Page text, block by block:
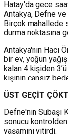
Hatay'da gece
Antakya, Defne
Birçok mahallede
durma noktasına
Antakya'nın Hacı
bir ev, yoğun
kalan 4 kişiden
kişinin cansız
ÜST GEÇİT
Defne'nin Subaşı
sonucu
yaşamını yitirdi.